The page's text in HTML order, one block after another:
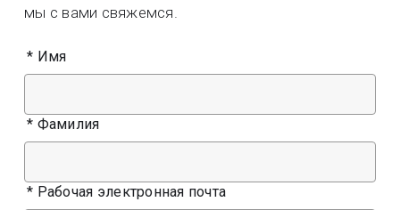
мы с вами свяжемся.
* Имя
* Фамилия
* Рабочая электронная почта